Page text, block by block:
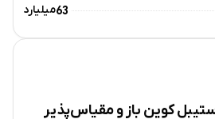
63میلیارد